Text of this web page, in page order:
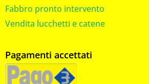
Fabbro pronto intervento
Vendita lucchetti e catene
Pagamenti accettati